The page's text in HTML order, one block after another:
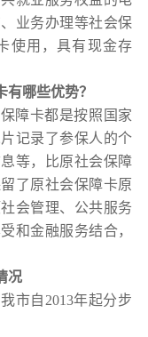
业务办理等社会保
使用，具有现金存
有哪些优势？
障卡都是按照国家
记录了参保人的个
等，比原社会保障
了原社会保障卡原
会管理、公共服务
和金融服务结合，
况
市自2013年起分步